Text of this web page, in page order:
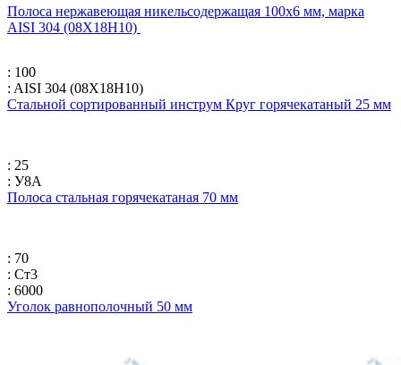
Полоса нержавеющая никельсодержащая 100х6 мм, марка
AISI 304 (08Х18Н10)
: 100
: AISI 304 (08Х18Н10)
Стальной сортированный инструм Круг горячекатаный 25 мм
: 25
: У8А
Полоса стальная горячекатаная 70 мм
: 70
: Ст3
: 6000
Уголок равнополочный 50 мм